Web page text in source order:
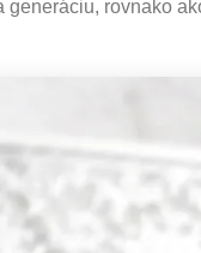
generáciu, rovnako